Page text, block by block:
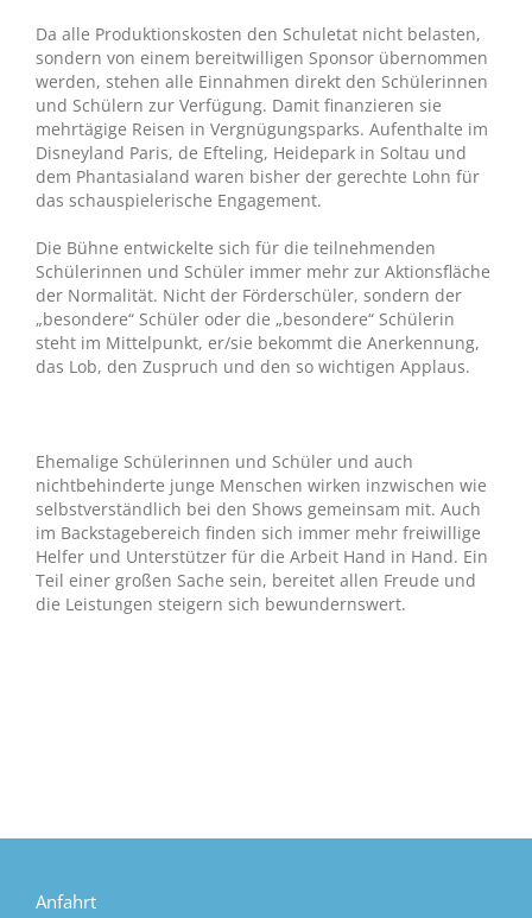
Da alle Produktionskosten den Schuletat nicht belasten,
sondern von einem bereitwilligen Sponsor übernommen
werden, stehen alle Einnahmen direkt den Schülerinnen
und Schülern zur Verfügung. Damit finanzieren sie
mehrtägige Reisen in Vergnügungsparks. Aufenthalte im
Disneyland Paris, de Efteling, Heidepark in Soltau und
dem Phantasialand waren bisher der gerechte Lohn für
das schauspielerische Engagement.
Die Bühne entwickelte sich für die teilnehmenden
Schülerinnen und Schüler immer mehr zur Aktionsfläche
der Normalität. Nicht der Förderschüler, sondern der
„besondere“ Schüler oder die „besondere“ Schülerin
steht im Mittelpunkt, er/sie bekommt die Anerkennung,
das Lob, den Zuspruch und den so wichtigen Applaus.
Ehemalige Schülerinnen und Schüler und auch
nichtbehinderte junge Menschen wirken inzwischen wie
selbstverständlich bei den Shows gemeinsam mit. Auch
im Backstagebereich finden sich immer mehr freiwillige
Helfer und Unterstützer für die Arbeit Hand in Hand. Ein
Teil einer großen Sache sein, bereitet allen Freude und
die Leistungen steigern sich bewundernswert.
Anfahrt